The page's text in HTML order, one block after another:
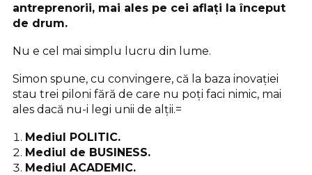
antreprenorii, mai ales pe cei aflați la început
de drum.
Nu e cel mai simplu lucru din lume.
Simon spune, cu convingere, că la baza inovației
stau trei piloni fără de care nu poți faci nimic, mai
ales dacă nu-i legi unii de alții.=
Mediul POLITIC.
Mediul de BUSINESS.
Mediul ACADEMIC.